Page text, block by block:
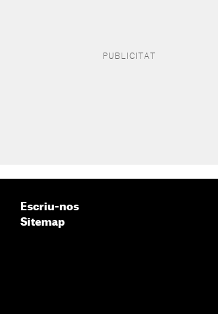
Escriu-nos
Sitemap